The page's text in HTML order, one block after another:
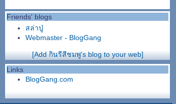
Friends' blogs
สล่าปู่
Webmaster - BlogGang
[Add กินรีสีชมพู's blog to your web]
Links
BlogGang.com